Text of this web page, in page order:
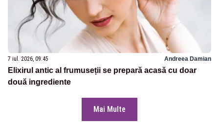
7 iul. 2026, 09:45 Andreea Damian
Elixirul antic al frumuseții se prepară acasă cu doar
două ingrediente
Mai Multe